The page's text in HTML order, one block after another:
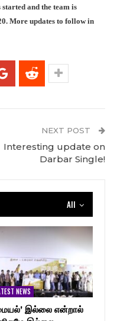
and the team is
More updates to follow in
NEXT POST
Interesting update on
Darbar Single!
All
NEWS
இல்லை என்றால்